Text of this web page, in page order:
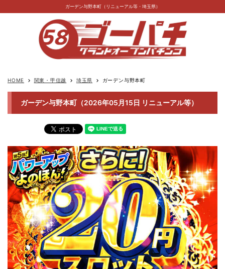
ガーデン与野本町（リニューアル等・埼玉県）
HOME keyboard_arrow_right 関東・甲信越 keyboard_arrow_right 埼玉県 keyboard_arrow_right ガーデン与野本町
ガーデン与野本町（2026年05月15日 リニューアル等）